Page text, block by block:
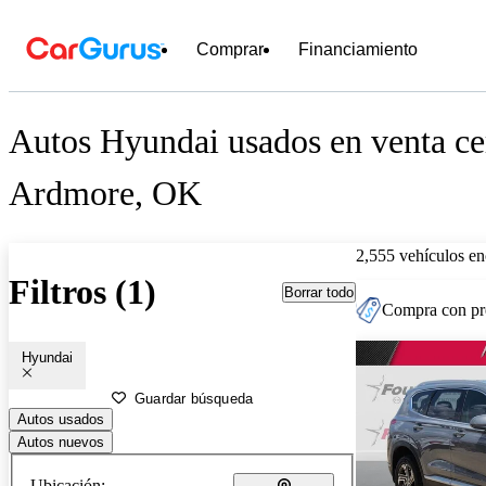
Comprar Financiamiento
Autos Hyundai usados en venta
Ardmore, OK
Filtros (1) Borrar todo
Hyundai
Guardar búsqueda
Autos usados
Autos nuevos
2,555 vehículos
Compra con